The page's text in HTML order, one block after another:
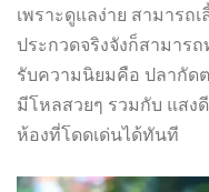
เพราะดูแลง่าย สามารถเ
ประกวดจริงจังก็สามาร
รับความนิยมคือ ปลากัด
มีโหลสวยๆ รวมกับ แสง
ห้องที่โดดเด่นได้ทันที